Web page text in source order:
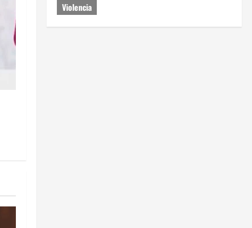
Violencia